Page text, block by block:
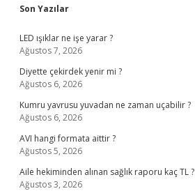
Sidebar
Son Yazılar
LED ışıklar ne işe yarar ?
Ağustos 7, 2026
Diyette çekirdek yenir mi ?
Ağustos 6, 2026
Kumru yavrusu yuvadan ne zaman uçabilir ?
Ağustos 6, 2026
AVI hangi formata aittir ?
Ağustos 5, 2026
Aile hekiminden alınan sağlık raporu kaç TL ?
Ağustos 3, 2026